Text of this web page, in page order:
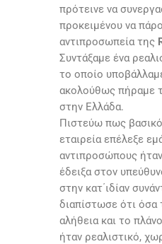
πρότεινε να
προκειμένου να
αντιπροσωπεία της
Συντάξαμε ένα
το οποίο
ακολούθως πήραμε
στην Ελλάδα.
Πιστεύω πως
εταιρεία επέλεξε
αντιπροσώπους ήταν
έδειξα στον
στην κατ΄ιδίαν
διαπίστωσε ότι όσα
αλήθεια και το
ήταν ρεαλιστικό,